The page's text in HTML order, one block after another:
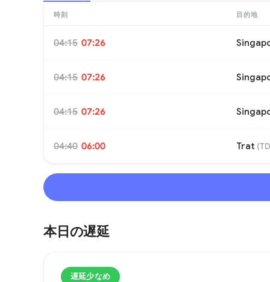
時刻 目的地
04:15 07:26
04:15 07:26
04:15 07:26
04:40 06:00 Trat (
本日の遅延
遅延少なめ